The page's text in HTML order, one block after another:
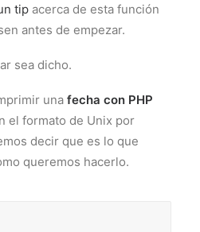
tip acerca de esta función
antes de empezar.
sea dicho.
una fecha con PHP
el formato de Unix por
decir que es lo que
queremos hacerlo.